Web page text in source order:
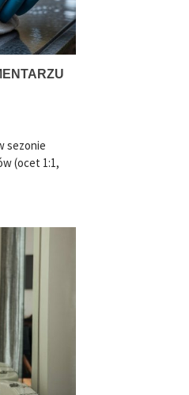
sezonie
(ocet 1:1,